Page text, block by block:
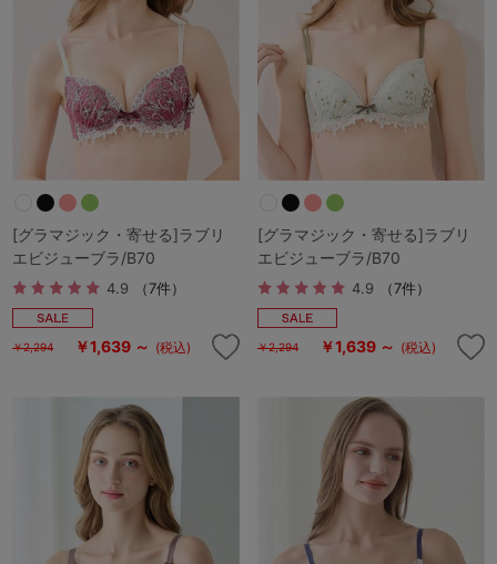
[グラマジック・寄せる]ラブリ
エビジューブラ/B70
4.9 （7件）
￥2,294 ￥1,639 ～ (税込)
[グラマジック・寄せる]ラブリ
エビジューブラ/B70
4.9 （7件）
￥2,294 ￥1,639 ～ (税込)